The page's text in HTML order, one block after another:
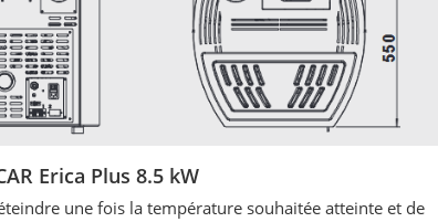
Erica Plus 8.5 kW
une fois la température souhaitée atteinte et de